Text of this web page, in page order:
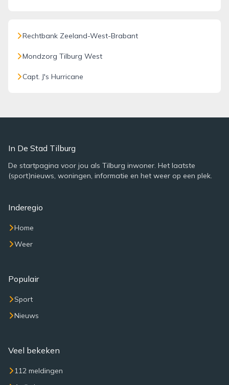
Rechtbank Zeeland-West-Brabant
Mondzorg Tilburg West
Capt. J's Hurricane
In De Stad Tilburg
De startpagina voor jou als Tilburg inwoner. Het laatste
(sport)nieuws, woningen, informatie en het weer op een plek.
Inderegio
Home
Weer
Populair
Sport
Nieuws
Veel bekeken
112 meldingen